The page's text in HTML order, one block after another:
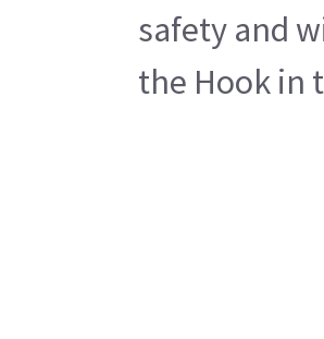
safety and
the Hook in